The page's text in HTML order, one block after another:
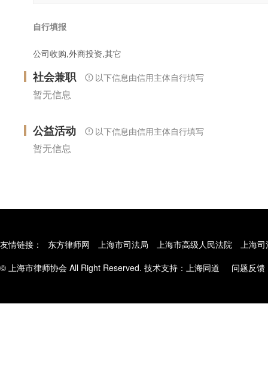
自行填报
公司收购,外商投资,其它
社会兼职 以下信息由信用主体自行填写
暂无信息
公益活动 以下信息由信用主体自行填写
暂无信息
友情链接： 东方律师网 上海市司法局 上海市高级人民法院
上海
© 上海市律师协会 All Right Reserved. 技术支持： 上海同道 问题反馈